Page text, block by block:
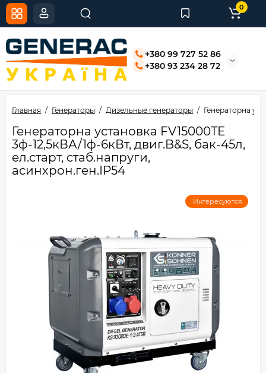
+380 99 727 52 86
+380 93 234 28 72
0
Главная Генераторы Дизельные генераторы Генераторна
Генераторна установка FV15000TE
3ф-12,5кВА/1ф-6кВт, двиг.B&S, бак-45л,
ел.старт, стаб.напруги,
асинхрон.ген.ІР54
Интересуются